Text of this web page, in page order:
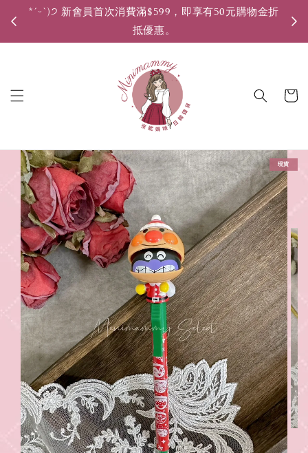
*ˊᵕˋ)੭ 新會員首次消費滿$599，即享有50元購物金折
抵優惠。
現貨